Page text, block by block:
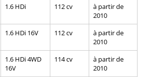
1.6 HDi 112 cv
à partir de
2010
1.6 HDi 16V 112 cv
à partir de
2010
1.6 HDi 4WD
16V
114 cv
à partir de
2010